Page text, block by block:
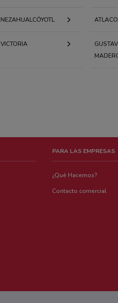
NEZAHUALCÓYOTL
VICTORIA
PARA LAS EMPRESAS
¿Qué Hacemos?
Contacto comercial